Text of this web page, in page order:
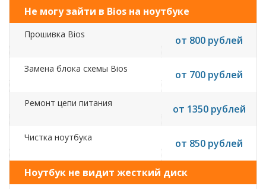
Не могу зайти в Bios на ноутбуке
Прошивка Bios от 800 рублей
Замена блока схемы Bios от 700 рублей
Ремонт цепи питания от 1350 рублей
Чистка ноутбука от 850 рублей
Ноутбук не видит жесткий диск